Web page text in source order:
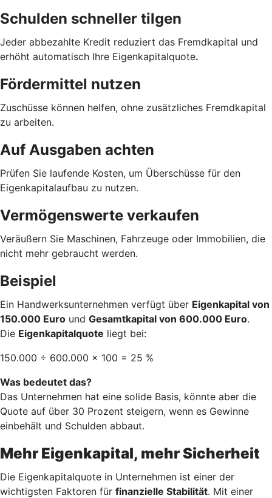
Schulden schneller tilgen
Jeder abbezahlte Kredit reduziert das Fremdkapital und
erhöht automatisch Ihre Eigenkapitalquote.
Fördermittel nutzen
Zuschüsse können helfen, ohne zusätzliches Fremdkapital
zu arbeiten.
Auf Ausgaben achten
Prüfen Sie laufende Kosten, um Überschüsse für den
Eigenkapitalaufbau zu nutzen.
Vermögenswerte verkaufen
Veräußern Sie Maschinen, Fahrzeuge oder Immobilien, die
nicht mehr gebraucht werden.
Beispiel
Ein Handwerksunternehmen verfügt über Eigenkapital von
150.000 Euro und Gesamtkapital von 600.000 Euro.
Die Eigenkapitalquote liegt bei:
150.000 ÷ 600.000 × 100 = 25 %
Was bedeutet das?
Das Unternehmen hat eine solide Basis, könnte aber die
Quote auf über 30 Prozent steigern, wenn es Gewinne
einbehält und Schulden abbaut.
Mehr Eigenkapital, mehr Sicherheit
Die Eigenkapitalquote in Unternehmen ist einer der
wichtigsten Faktoren für finanzielle Stabilität. Mit einer